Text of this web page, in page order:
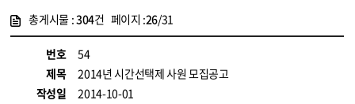
총게시물 :304건 페이지 :26/31
번호
54
제목
2014년 시간선택제 사원 모집공고
작성일
2014-10-01